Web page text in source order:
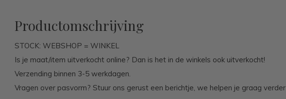
Productomschrijving
STOCK: WEBSHOP = WINKEL
Is je maat/item uitverkocht online? Dan is het in de winkels ook uitverkocht!
Verzending binnen 3-5 werkdagen.
Vragen over pasvorm? Stuur ons gerust een berichtje, we helpen je graag verder